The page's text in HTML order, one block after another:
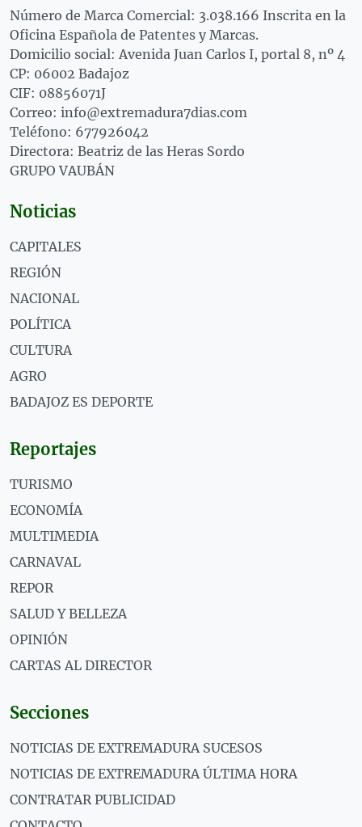
Número de Marca Comercial: 3.038.166 Inscrita en la
Oficina Española de Patentes y Marcas.
Domicilio social: Avenida Juan Carlos I, portal 8, nº 4
CP: 06002 Badajoz
CIF: 08856071J
Correo: info@extremadura7dias.com
Teléfono: 677926042
Directora: Beatriz de las Heras Sordo
GRUPO VAUBÁN
Noticias
CAPITALES
REGIÓN
NACIONAL
POLÍTICA
CULTURA
AGRO
BADAJOZ ES DEPORTE
Reportajes
TURISMO
ECONOMÍA
MULTIMEDIA
CARNAVAL
REPOR
SALUD Y BELLEZA
OPINIÓN
CARTAS AL DIRECTOR
Secciones
NOTICIAS DE EXTREMADURA SUCESOS
NOTICIAS DE EXTREMADURA ÚLTIMA HORA
CONTRATAR PUBLICIDAD